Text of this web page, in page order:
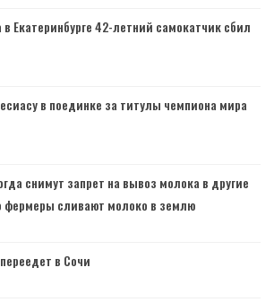
Екатеринбурге 42-летний самокатчик сбил
в поединке за титулы чемпиона мира
снимут запрет на вывоз молока в другие
фермеры сливают молоко в землю
в Сочи